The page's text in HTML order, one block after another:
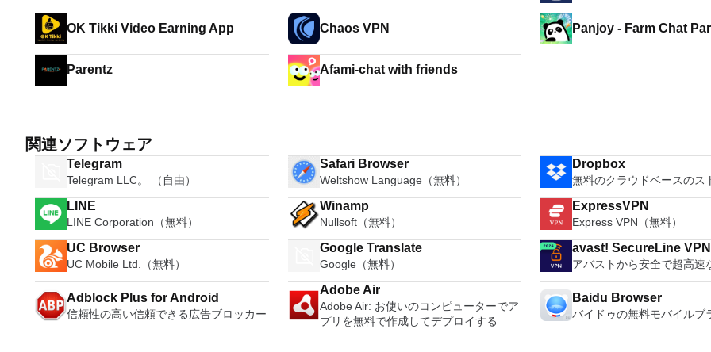
OK Tikki Video Earning App Chaos VPN Panjoy -
Parentz Afami-chat with friends
関連ソフトウェア
Telegram
Telegram LLC。 （自由）
Safari Browser
Weltshow Language（無料）
Dropbox
無料のクラウドベースのス
LINE
LINE Corporation（無料）
Winamp
Nullsoft（無料）
ExpressVPN
Express VPN（無料）
UC Browser
UC Mobile Ltd.（無料）
Google Translate
Google（無料）
avast! SecureLine VPN
アバストから安全で超高速
Adblock Plus for Android
信頼性の高い信頼できる広告ブロッカー
Adobe Air
Adobe Air: お使いのコンピューターでア
プリを無料で作成してデプロイする
Baidu Browser
バイドゥの無料モバイルブ